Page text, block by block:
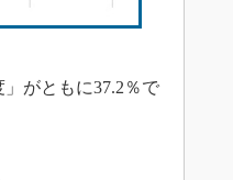
がともに37.2％で